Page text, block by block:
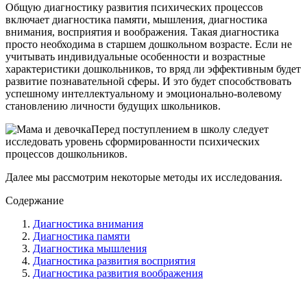
Общую диагностику развития психических процессов
включает диагностика памяти, мышления, диагностика
внимания, восприятия и воображения. Такая диагностика
просто необходима в старшем дошкольном возрасте. Если не
учитывать индивидуальные особенности и возрастные
характеристики дошкольников, то вряд ли эффективным будет
развитие познавательной сферы. И это будет способствовать
успешному интеллектуальному и эмоционально-волевому
становлению личности будущих школьников.
Перед поступлением в школу следует
исследовать уровень сформированности психических
процессов дошкольников.
Далее мы рассмотрим некоторые методы их исследования.
Содержание
Диагностика внимания
Диагностика памяти
Диагностика мышления
Диагностика развития восприятия
Диагностика развития воображения